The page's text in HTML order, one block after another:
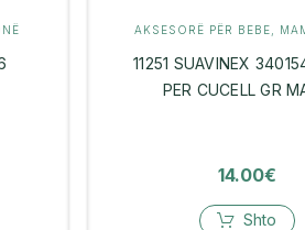
AKSESORË PËR BEBE
11251 SUAVINEX
PER CUCELL GR
14.00€
Shto